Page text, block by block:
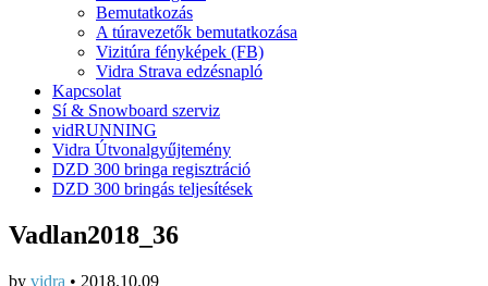
Bemutatkozás
A túravezetők bemutatkozása
Vizitúra fényképek (FB)
Vidra Strava edzésnapló
Kapcsolat
Sí & Snowboard szerviz
vidRUNNING
Vidra Útvonalgyűjtemény
DZD 300 bringa regisztráció
DZD 300 bringás teljesítések
Vadlan2018_36
by vidra • 2018.10.09